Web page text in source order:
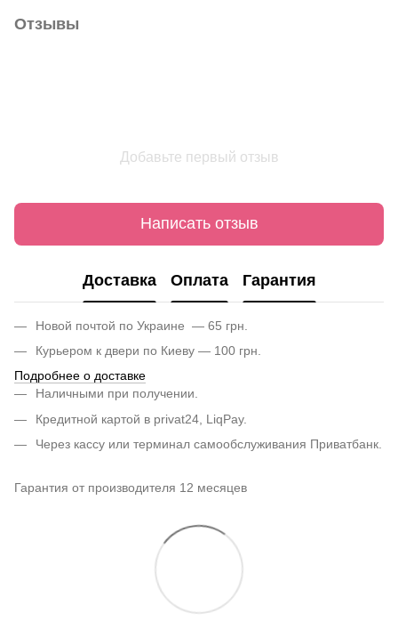
Отзывы
Добавьте первый отзыв
Написать отзыв
Доставка Оплата Гарантия
Новой почтой по Украине — 65 грн.
Курьером к двери по Киеву — 100 грн.
Подробнее о доставке
Наличными при получении.
Кредитной картой в privat24, LiqPay.
Через кассу или терминал самообслуживания Приватбанк.
Гарантия от производителя 12 месяцев